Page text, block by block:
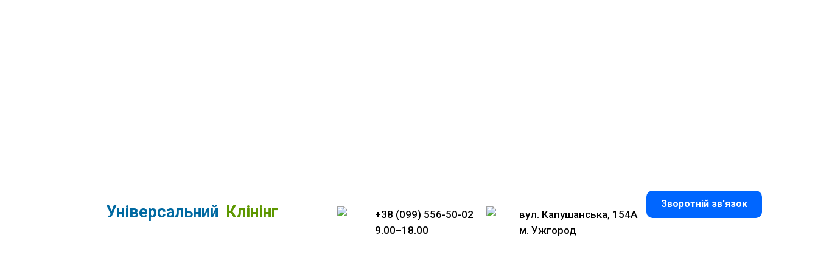
вул. Капушанська, 154А
м. Ужгород
+38 (099) 556-50-02
9.00–18.00
Зворотній зв'язок
Універсальний Клінінг